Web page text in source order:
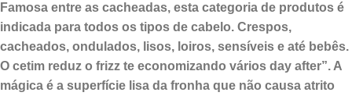
Famosa entre as cacheadas, esta categoria de produtos é
indicada para todos os tipos de cabelo. Crespos,
cacheados, ondulados, lisos, loiros, sensíveis e até bebês.
O cetim reduz o frizz te economizando vários day after”. A
mágica é a superfície lisa da fronha que não causa atrito